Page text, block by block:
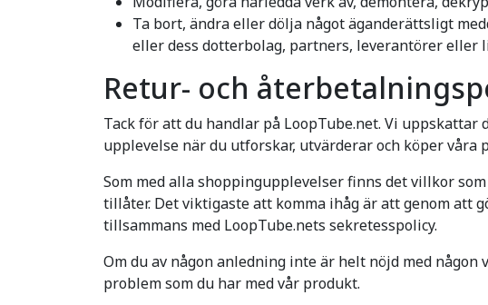
Ta bort, ändra eller dölja något äganderättsligt
eller dess dotterbolag, partners, leverantörer eller
Retur- och
Tack för att du handlar på LoopTube.net. Vi
upplevelse när du utforskar, utvärderar och köper våra
Som med alla shoppingupplevelser finns det villkor
tillåter. Det viktigaste att komma ihåg är att genom att
tillsammans med LoopTube.nets sekretesspolicy.
Om du av någon anledning inte är helt nöjd med
problem som du har med vår produkt.